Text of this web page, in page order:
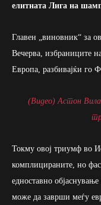
елитната Лига на
Главен „виновник“ за
Вечерва, избраниците
Европа, разбивајќи го
(Видео) Астон Вила
Токму овој триумф во
комплицираните, но
едноставно
може да заврши меѓу